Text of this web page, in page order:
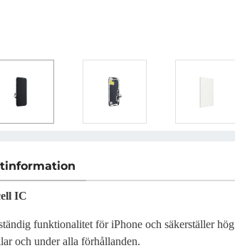
IC
funktionalitet för iPhone och säkerställer hög
och under alla förhållanden.